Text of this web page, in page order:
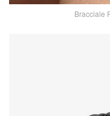
Bracciale